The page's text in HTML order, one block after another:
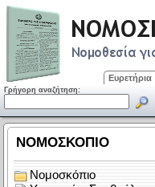
Ευρετήρια
Γρήγορη αναζήτηση: